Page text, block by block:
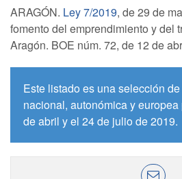
ARAGÓN. Ley 7/2019, de 29 de
fomento del emprendimiento y del
Aragón. BOE núm. 72, de 12 de
Este listado es una selección
nacional, autonómica y
de abril y el 24 de julio de 2019.